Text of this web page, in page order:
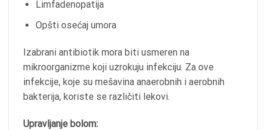
Limfadenopatija
Opšti osećaj umora
Izabrani antibiotik mora biti usmeren na
mikroorganizme koji uzrokuju infekciju. Za ove
infekcije, koje su mešavina anaerobnih i aerobnih
bakterija, koriste se različiti lekovi.
Upravljanje bolom: